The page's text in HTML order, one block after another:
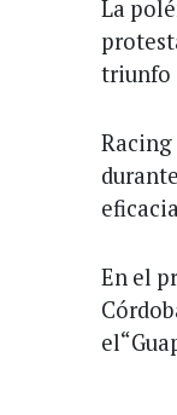
La
triunfo
En el